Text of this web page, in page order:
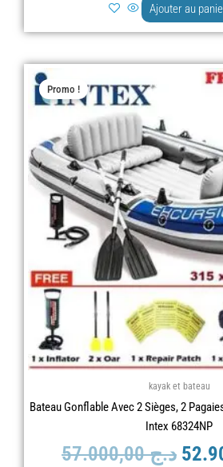
Ajouter au
Promo !
kayak et bateau
Bateau Gonflable Avec 2 Sièges, 2
Intex 68324NP
د.ج57.000,00
initial
était